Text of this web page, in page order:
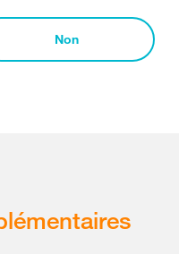
Non